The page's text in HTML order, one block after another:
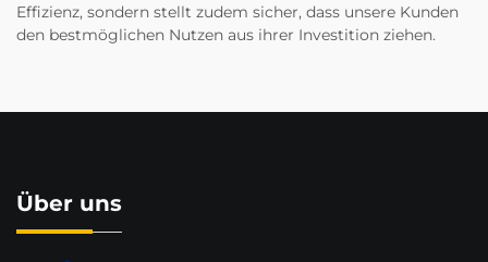
Effizienz, sondern stellt zudem sicher, dass unsere Kunden
den bestmöglichen Nutzen aus ihrer Investition ziehen.
Über uns